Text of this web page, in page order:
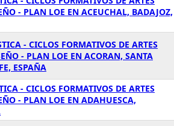
- PLAN LOE EN ACEUCHAL, BADAJOZ,
- CICLOS FORMATIVOS DE ARTES
- PLAN LOE EN ACORAN, SANTA
ESPAÑA
- CICLOS FORMATIVOS DE ARTES
- PLAN LOE EN ADAHUESCA,